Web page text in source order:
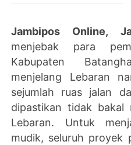
Jambipos Online,
menjebak para
Kabupaten
menjelang Lebaran
sejumlah ruas jalan
dipastikan tidak
Lebaran. Untuk
mudik, seluruh proyek